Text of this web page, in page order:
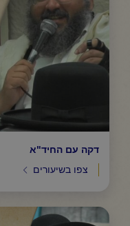
דקה עם החיד"א
צפו בשיעורים